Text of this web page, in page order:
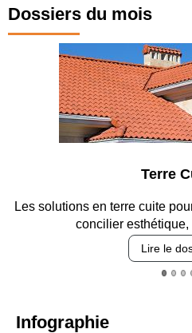
Dossiers du mois
leur évolution pour
performances…
Infographie